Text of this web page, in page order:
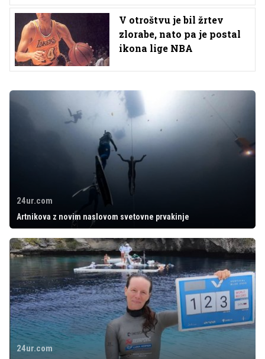
V otroštvu je bil žrtev
zlorabe, nato pa je postal
ikona lige NBA
24ur.com
Artnikova z novim naslovom svetovne prvakinje
24ur.com